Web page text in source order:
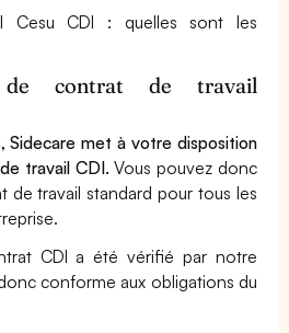
Cesu CDI : quelles sont les
de contrat de travail
Sidecare met à votre disposition
travail CDI.Vous pouvez donc
de travail standard pour tous les
CDI a été vérifié par notre
conforme aux obligations du